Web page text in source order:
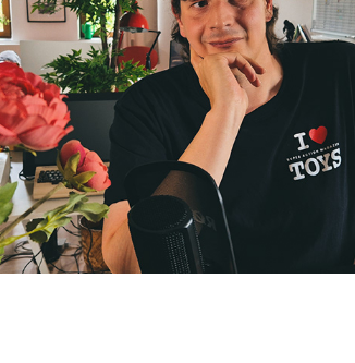
Fabian Paffendorf
2023